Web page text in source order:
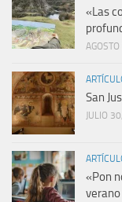
«Las
San
JULIO
«Pon